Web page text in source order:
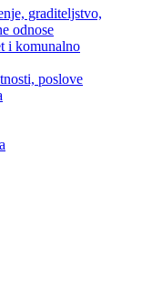
graditeljstvo,
odnose
i komunalno
poslove